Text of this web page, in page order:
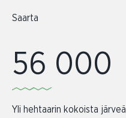
Saarta
56 000
Yli hehtaarin kokoista järveä